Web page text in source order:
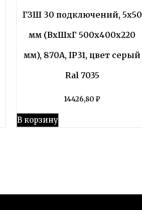
ГЗШ 30 подключений, 5х50
мм (ВхШхГ 500х400х220
мм), 870А, IP31, цвет серый
Ral 7035
14426,80 ₽
В корзину